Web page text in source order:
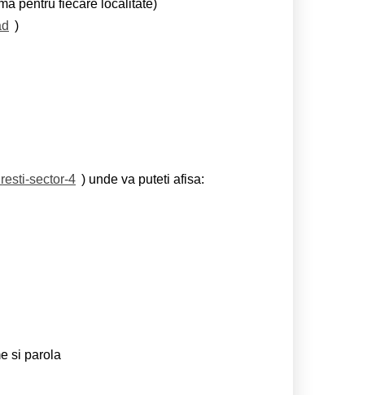
pentru fiecare localitate)
)
sector-4 ) unde va puteti afisa:
si parola